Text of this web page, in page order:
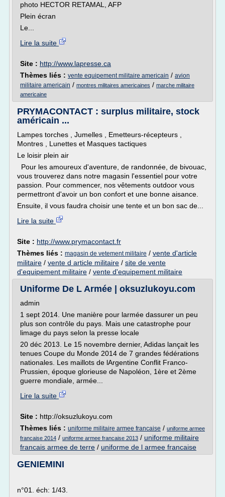
photo HECTOR RETAMAL, AFP
Plein écran
Le...
Lire la suite
Site : http://www.lapresse.ca
Thèmes liés : vente equipement militaire americain / avion
militaire americain / montres militaires americaines / marche militaire
americaine
PRYMACONTACT : surplus militaire, stock
américain ...
Lampes torches , Jumelles , Emetteurs-récepteurs ,
Montres , Lunettes et Masques tactiques
Le loisir plein air
Pour les amoureux d'aventure, de randonnée, de bivouac,
vous trouverez dans notre magasin l'essentiel pour votre
passion. Pour commencer, nos vêtements outdoor vous
permettront d'avoir un bon confort et une bonne aisance.
Ensuite, il vous faudra choisir une tente et un bon sac de...
Lire la suite
Site : http://www.prymacontact.fr
Thèmes liés : magasin de vetement militaire / vente d'article
militaire / vente d article militaire / site de vente
d'equipement militaire / vente d'equipement militaire
Uniforme De L Armée | oksuzlukoyu.com
admin
1 sept 2014. Une manière pour larmée dassurer un peu
plus son contrôle du pays. Mais une catastrophe pour
limage du pays selon la presse locale
20 déc 2013. Le 15 novembre dernier, Adidas lançait les
tenues Coupe du Monde 2014 de 7 grandes fédérations
nationales. Les maillots de lArgentine Conflit Franco-
Prussien, époque glorieuse de Napoléon, 1ère et 2ème
guerre mondiale, armée...
Lire la suite
Site : http://oksuzlukoyu.com
Thèmes liés : uniforme militaire armee francaise / uniforme armee
francaise 2014 / uniforme armee francaise 2013 / uniforme militaire
francais armee de terre / uniforme de l armee francaise
GENIEMINI
n°01. éch: 1/43.